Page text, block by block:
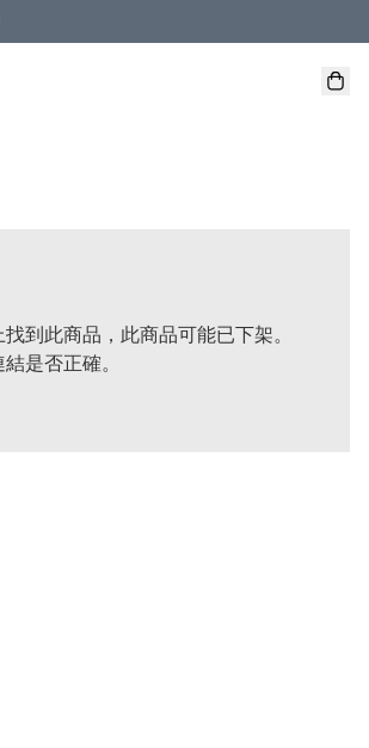
運費優惠！（適用於 本地送貨、本地取貨 )
到此商品，此商品可能已下架。
是否正確。